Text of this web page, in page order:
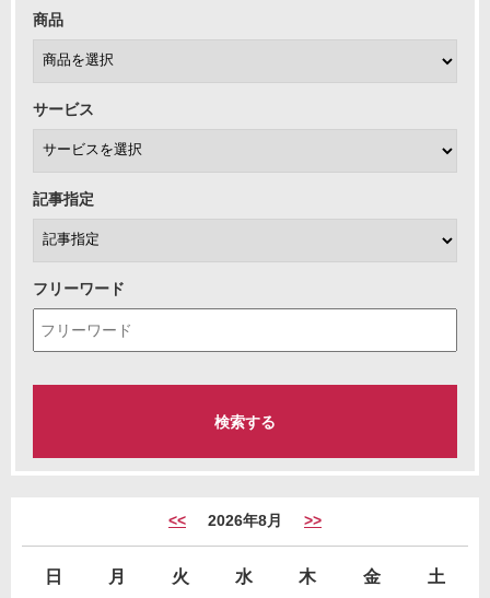
商品
サービス
記事指定
フリーワード
<< 2026年8月 >>
日 月 火 水 木 金
土